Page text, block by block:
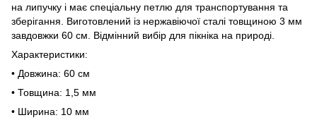
на липучку і має спеціальну петлю для транспортування та
зберігання. Виготовлений із нержавіючої сталі товщиною 3 мм
завдовжки 60 см. Відмінний вибір для пікніка на природі.
Характеристики:
• Довжина: 60 см
• Товщина: 1,5 мм
• Ширина: 10 мм